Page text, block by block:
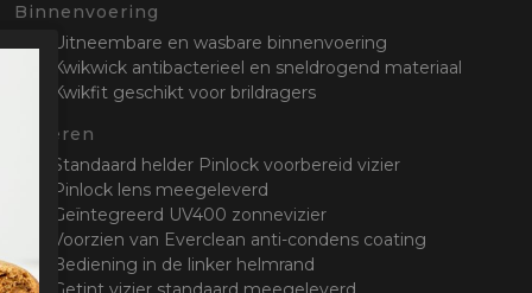
Binnenvoering
Uitneembare en wasbare binnenvoering
Kwikwick antibacterieel en sneldrogend materiaal
Kwikfit geschikt voor brildragers
Vizieren
Standaard helder Pinlock voorbereid vizier
Pinlock lens meegeleverd
Geïntegreerd UV400 zonnevizier
Voorzien van Everclean anti-condens coating
Bediening in de linker helmrand